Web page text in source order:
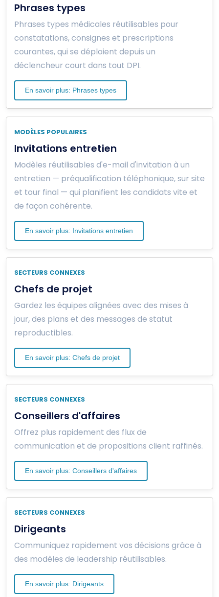
Phrases types
Phrases types médicales réutilisables pour
constatations, consignes et prescriptions
courantes, qui se déploient depuis un
déclencheur court dans tout DPI.
En savoir plus: Phrases types
MODÈLES POPULAIRES
Invitations entretien
Modèles réutilisables d'e-mail d'invitation à un
entretien — préqualification téléphonique, sur site
et tour final — qui planifient les candidats vite et
de façon cohérente.
En savoir plus: Invitations entretien
SECTEURS CONNEXES
Chefs de projet
Gardez les équipes alignées avec des mises à
jour, des plans et des messages de statut
reproductibles.
En savoir plus: Chefs de projet
SECTEURS CONNEXES
Conseillers d'affaires
Offrez plus rapidement des flux de
communication et de propositions client raffinés.
En savoir plus: Conseillers d'affaires
SECTEURS CONNEXES
Dirigeants
Communiquez rapidement vos décisions grâce à
des modèles de leadership réutilisables.
En savoir plus: Dirigeants